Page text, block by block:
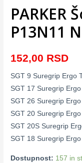
PARKER
P13N11
152,00 RSD
SGT 9 Suregrip Ergo
SGT 17 Suregrip Ergo
SGT 26 Suregrip Ergo
SGT 20 Suregrip Ergo
SGT 20S Suregrip
SGT 18 Suregrip Ergo
Dostupnost: 157 in
No7
11mm
mm